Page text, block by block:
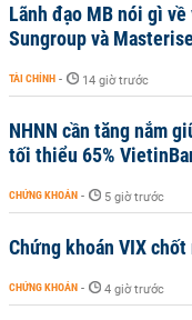
Lãnh đạo MB nói gì
Sungroup và
TÀI CHÍNH - 14 giờ trước
NHNN cần tăng nắm
tối thiểu 65%
CHỨNG KHOÁN - 5 giờ trước
Chứng khoán VIX
CHỨNG KHOÁN - 4 giờ trước